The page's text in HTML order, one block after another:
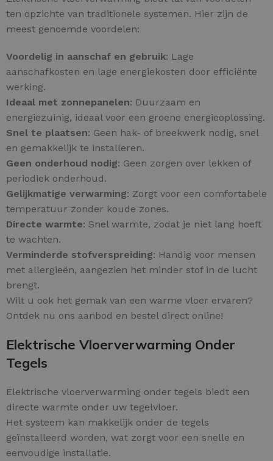
ten opzichte van traditionele systemen. Hier zijn de
meest genoemde voordelen:
Voordelig in aanschaf en gebruik: Lage
aanschafkosten en lage energiekosten door efficiënte
werking.
Ideaal met zonnepanelen: Duurzaam en
energiezuinig, ideaal voor een groene energieoplossing.
Snel te plaatsen: Geen hak- of breekwerk nodig, snel
en gemakkelijk te installeren.
Geen onderhoud nodig: Geen zorgen over lekken of
periodiek onderhoud.
Gelijkmatige verwarming: Zorgt voor een comfortabele
temperatuur zonder koude zones.
Directe warmte: Snel warmte, zodat je niet lang hoeft
te wachten.
Verminderde stofverspreiding: Handig voor mensen
met allergieën, aangezien het minder stof in de lucht
brengt.
Wilt u ook het gemak van een warme vloer ervaren?
Ontdek nu ons aanbod en bestel direct online!
Elektrische Vloerverwarming Onder
Tegels
Elektrische vloerverwarming onder tegels biedt een
directe warmte onder uw tegelvloer.
Het systeem kan makkelijk onder de tegels
geïnstalleerd worden, wat zorgt voor een snelle en
eenvoudige installatie.